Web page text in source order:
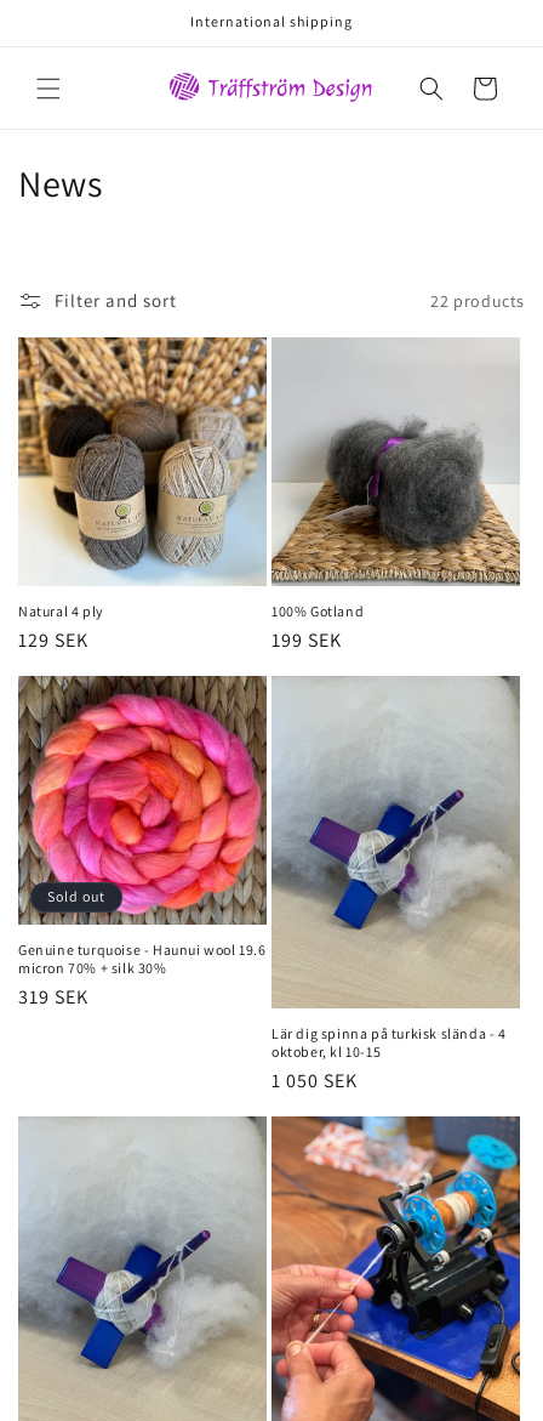
International shipping
Cart
C
l
e
c
t
n
:
News
Filter and sort 22 products
Natural 4 ply
Regular
price
129 SEK
100% Gotland
Regular
price
199 SEK
Sold out
Genuine turquoise - Haunui wool 19.6
micron 70% + silk 30%
Regular
319 SEK
Lär dig spinna på turkisk slända - 4
oktober, kl 10-15
Regular
1 050 SEK